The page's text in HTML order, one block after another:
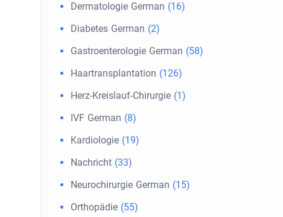
Dermatologie German (16)
Diabetes German (2)
Gastroenterologie German (58)
Haartransplantation (126)
Herz-Kreislauf-Chirurgie (1)
IVF German (8)
Kardiologie (19)
Nachricht (33)
Neurochirurgie German (15)
Orthopädie (55)